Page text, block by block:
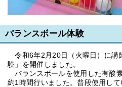
バランスボール体験
令和6年2月20日（火曜日）に講
験」を開催しました。
バランスボールを使用した有酸
約1時間行いました。普段使用し